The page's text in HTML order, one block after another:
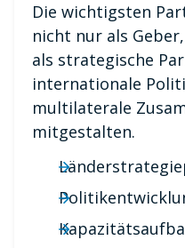
Die wichtigsten
nicht nur als
als strategische
internationale
multilaterale
mitgestalten.